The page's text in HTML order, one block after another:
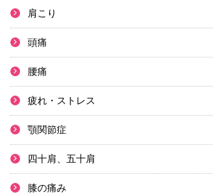
肩こり
頭痛
腰痛
疲れ・ストレス
顎関節症
四十肩、五十肩
膝の痛み